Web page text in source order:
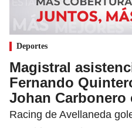
Deportes
Magistral
Fernando
Johan Carbonero
Racing de Avellaneda